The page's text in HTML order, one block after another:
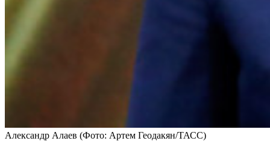
Александр Алаев (Фото: Артем Геодакян/ТАСС)